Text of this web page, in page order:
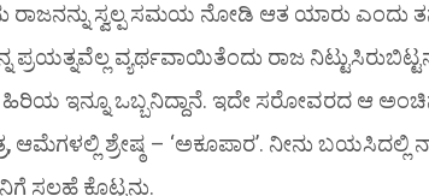
ರಾಜನನ್ನು ಸ್ವಲ್ಪ ಸಮಯ ನೋಡಿ ಆತ ಯಾರು ಎಂದು
ವ್ಯರ್ಥವಾಯಿತೆಂದು ರಾಜ
ಇನ್ನೂ ಒಬ್ಬನಿದ್ದಾನೆ. ಇದೇ ಸರೋವರದ ಆ
ಆಮೆಗಳಲ್ಲಿ ಶ್ರೇಷ್ಠ – ‘ಅಕೂಪಾರ’. ನೀನು
ಸಲಹೆ ಕೊಟ್ಟನು.